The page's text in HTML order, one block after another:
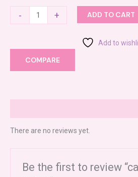
- + ADD TO CART
Add to
COMPARE
There are no reviews yet.
Be the first to review